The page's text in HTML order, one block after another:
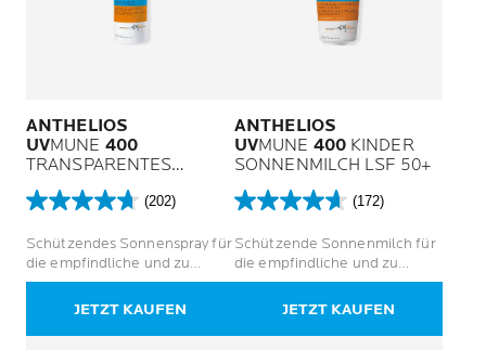
ANTHELIOS
UVMUNE 400
TRANSPARENTES
KINDER SONNENSPRAY
LSF 50+
(202)
4.7
5
Sternen.
Bewertungen
Schützendes Sonnenspray für
die empfindliche und zu
Atopien neigende Haut von
KindernJETZT KAUFEN
ANTHELIOS
UVMUNE 400KINDER
SONNENMILCH LSF 50+
(172)
4.7
5
Sternen.
Bewertungen
Schützende Sonnenmilch für
die empfindliche und zu
Atopien neigende Haut von
KindernJETZT KAUFEN